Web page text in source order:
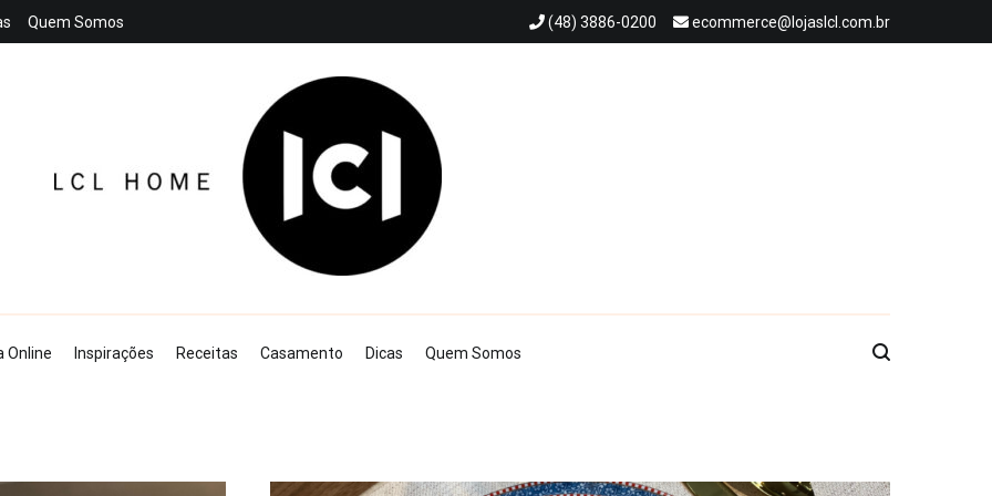
Quem Somos (48) 3886-0200 ecommerce@lojaslcl.com.br
Online Inspirações Receitas Casamento Dicas Quem Somos